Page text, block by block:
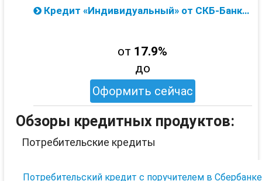
Кредит «Индивидуальный» от СКБ-Банка на любую сумму — онлайн заявка
от 17.9%
до
Оформить сейчас
Обзоры кредитных продуктов:
Потребительские кредиты
Потребительский кредит с поручителем в Сбербанке